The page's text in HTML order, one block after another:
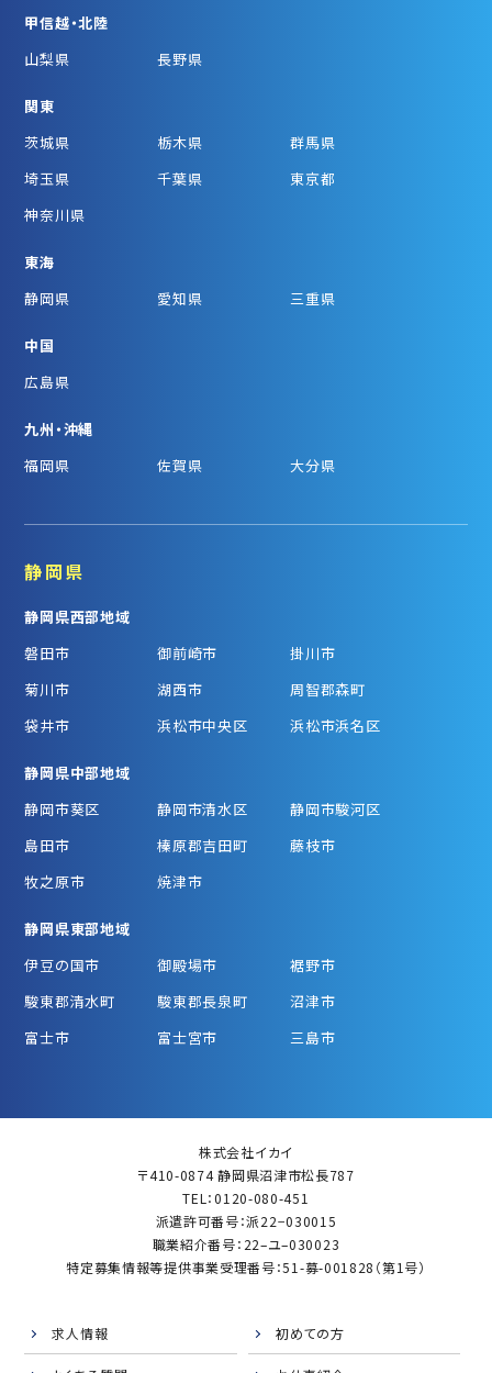
甲信越・北陸
山梨県
長野県
関東
茨城県
栃木県
群馬県
埼玉県
千葉県
東京都
神奈川県
東海
静岡県
愛知県 三重県
中国
広島県
九州・沖縄
福岡県
佐賀県 大分県
静岡県
静岡県西部地域
磐田市
御前崎市
掛川市
菊川市
湖西市
周智郡森町
袋井市
浜松市中央区 浜松市浜名区
静岡県中部地域
静岡市葵区
静岡市清水区
静岡市駿河区
島田市
榛原郡吉田町
藤枝市
牧之原市
焼津市
静岡県東部地域
伊豆の国市
御殿場市
裾野市
駿東郡清水町
駿東郡長泉町
沼津市
富士市
富士宮市 三島市
株式会社イカイ
〒410-0874 静岡県沼津市松長787
TEL：0120-080-451
派遣許可番号：派22−030015
職業紹介番号：22–ユ–030023
特定募集情報等提供事業受理番号：51-募-001828（第1号）
求人情報 初めての方